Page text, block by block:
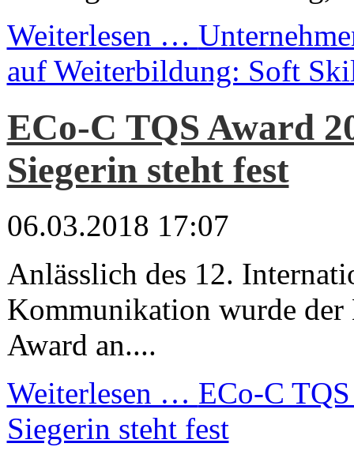
Weiterlesen …
auf Weiterbildung: Soft
ECo-C TQS Award
Siegerin steht fest
06.03.2018 17:07
Anlässlich des 12.
Kommunikation wurde der
Award an....
Weiterlesen … ECo-C
Siegerin steht fest